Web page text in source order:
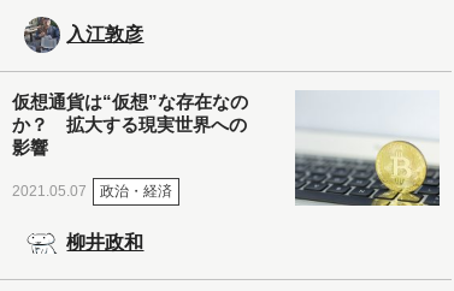
入江敦彦
仮想通貨は“仮想”な存在なの
か？ 拡大する現実世界への
影響
2021.05.07 政治・経済
柳井政和